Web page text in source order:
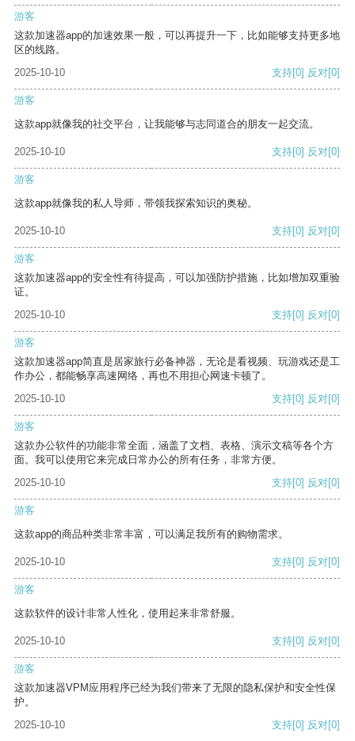
游客
这款加速器app的加速效果一般，可以再提升一下，比如能够支持更多地
区的线路。
2025-10-10
支持[0] 反对[0]
游客
这款app就像我的社交平台，让我能够与志同道合的朋友一起交流。
2025-10-10 支持[0] 反对[0]
游客
这款app就像我的私人导师，带领我探索知识的奥秘。
2025-10-10 支持[0] 反对[0]
游客
这款加速器app的安全性有待提高，可以加强防护措施，比如增加双重验
证。
2025-10-10
支持[0] 反对[0]
游客
这款加速器app简直是居家旅行必备神器，无论是看视频、玩游戏还是工
作办公，都能畅享高速网络，再也不用担心网速卡顿了。
2025-10-10
支持[0] 反对[0]
游客
这款办公软件的功能非常全面，涵盖了文档、表格、演示文稿等各个方
面。我可以使用它来完成日常办公的所有任务，非常方便。
2025-10-10
支持[0] 反对[0]
游客
这款app的商品种类非常丰富，可以满足我所有的购物需求。
2025-10-10 支持[0] 反对[0]
游客
这款软件的设计非常人性化，使用起来非常舒服。
2025-10-10 支持[0] 反对[0]
游客
这款加速器VPM应用程序已经为我们带来了无限的隐私保护和安全性保
护。
2025-10-10
支持[0] 反对[0]